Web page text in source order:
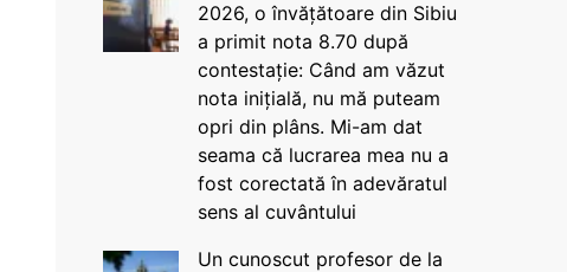
2026, o învățătoare din Sibiu
a primit nota 8.70 după
contestație: Când am văzut
nota inițială, nu mă puteam
opri din plâns. Mi-am dat
seama că lucrarea mea nu a
fost corectată în adevăratul
sens al cuvântului
Un cunoscut profesor de la